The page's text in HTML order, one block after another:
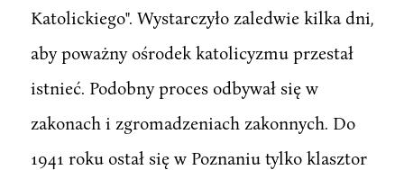
Katolickiego". Wystarczyło zaledwie kilka dni,
aby poważny ośrodek katolicyzmu przestał
istnieć. Podobny proces odbywał się w
zakonach i zgromadzeniach zakonnych. Do
1941 roku ostał się w Poznaniu tylko klasztor